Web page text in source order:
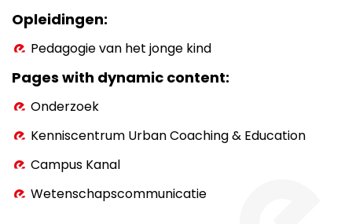
Opleidingen
Pedagogie van het jonge kind
Pages with dynamic content
Onderzoek
Kenniscentrum Urban Coaching & Education
Campus Kanal
Wetenschapscommunicatie